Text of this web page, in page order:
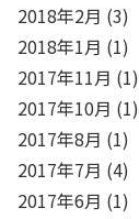
2018年2月 (3)
2018年1月 (1)
2017年11月 (1)
2017年10月 (1)
2017年8月 (1)
2017年7月 (4)
2017年6月 (1)